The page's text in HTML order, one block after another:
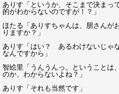
ありす「というか、そこまで決まっ
的がわからないのですが！？」
ほたる「ありすちゃんは、朋さんが
りますか？」
ありす「はい？ あるわけないじゃ
なんですから」
智絵里「うんうんっ。ということは
のか、わからないよね？」
ありす「それも当然です」